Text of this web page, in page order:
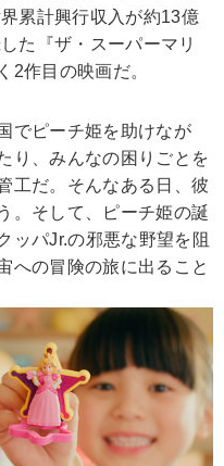
累計興行収入が約13億
た『ザ・スーパーマリ
2作目の映画だ。
でピーチ姫を助けなが
り、みんなの困りごとを
工だ。そんなある日、彼
。そして、ピーチ姫の誕
ッパJr.の邪悪な野望を阻
への冒険の旅に出ること